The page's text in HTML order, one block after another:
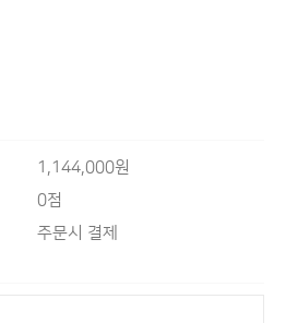
1,144,000원
0점
주문시 결제